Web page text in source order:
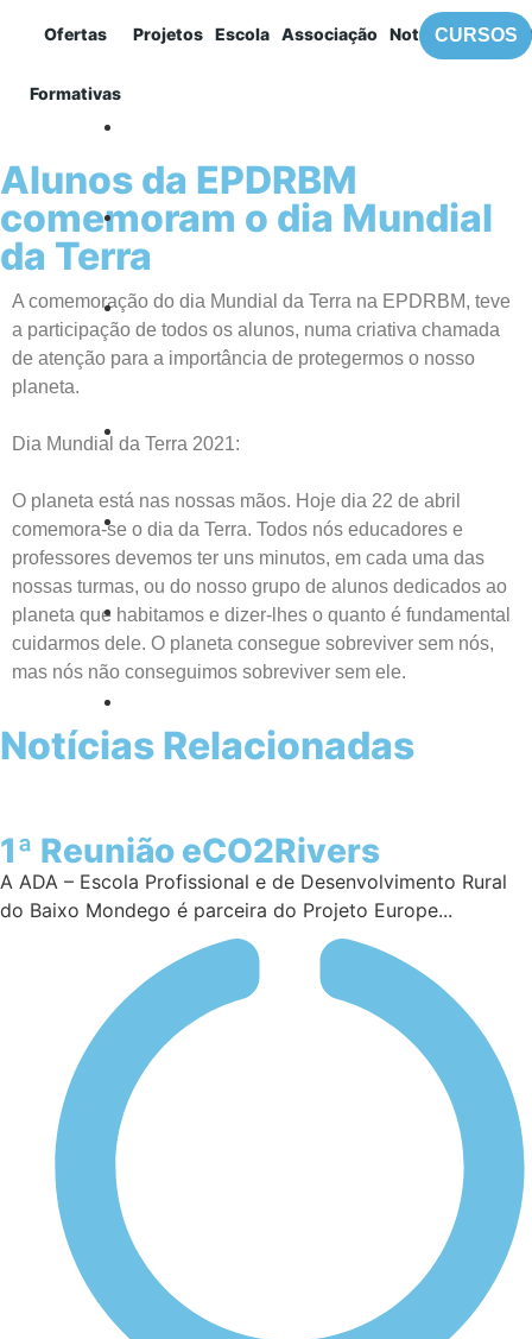
Ofertas
Formativas
Projetos Escola Associação NotíciasCURSOS
EPDRBM
Alunos da EPDRBM
comemoram o dia Mundial
da Terra
A comemoração do dia Mundial da Terra na EPDRBM, teve
a participação de todos os alunos, numa criativa chamada
de atenção para a importância de protegermos o nosso
planeta.
Dia Mundial da Terra 2021:
O planeta está nas nossas mãos. Hoje dia 22 de abril
comemora-se o dia da Terra. Todos nós educadores e
professores devemos ter uns minutos, em cada uma das
nossas turmas, ou do nosso grupo de alunos dedicados ao
planeta que habitamos e dizer-lhes o quanto é fundamental
cuidarmos dele. O planeta consegue sobreviver sem nós,
mas nós não conseguimos sobreviver sem ele.
Notícias Relacionadas
1ª Reunião eCO2Rivers
A ADA – Escola Profissional e de Desenvolvimento Rural
do Baixo Mondego é parceira do Projeto Europe...